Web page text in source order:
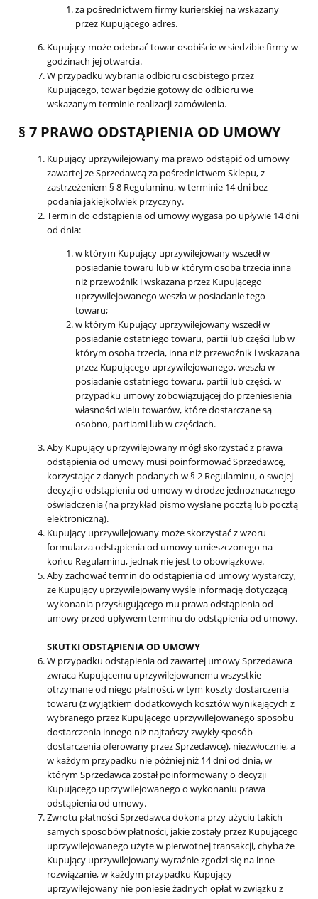
za pośrednictwem firmy kurierskiej na wskazany
przez Kupującego adres.
Kupujący może odebrać towar osobiście w siedzibie firmy w
godzinach jej otwarcia.
W przypadku wybrania odbioru osobistego przez
Kupującego, towar będzie gotowy do odbioru we
wskazanym terminie realizacji zamówienia.
§ 7 PRAWO ODSTĄPIENIA OD UMOWY
Kupujący uprzywilejowany ma prawo odstąpić od umowy
zawartej ze Sprzedawcą za pośrednictwem Sklepu, z
zastrzeżeniem § 8 Regulaminu, w terminie 14 dni bez
podania jakiejkolwiek przyczyny.
Termin do odstąpienia od umowy wygasa po upływie 14 dni
od dnia:
w którym Kupujący uprzywilejowany wszedł w
posiadanie towaru lub w którym osoba trzecia inna
niż przewoźnik i wskazana przez Kupującego
uprzywilejowanego weszła w posiadanie tego
towaru;
w którym Kupujący uprzywilejowany wszedł w
posiadanie ostatniego towaru, partii lub części lub w
którym osoba trzecia, inna niż przewoźnik i wskazana
przez Kupującego uprzywilejowanego, weszła w
posiadanie ostatniego towaru, partii lub części, w
przypadku umowy zobowiązującej do przeniesienia
własności wielu towarów, które dostarczane są
osobno, partiami lub w częściach.
Aby Kupujący uprzywilejowany mógł skorzystać z prawa
odstąpienia od umowy musi poinformować Sprzedawcę,
korzystając z danych podanych w § 2 Regulaminu, o swojej
decyzji o odstąpieniu od umowy w drodze jednoznacznego
oświadczenia (na przykład pismo wysłane pocztą lub pocztą
elektroniczną).
Kupujący uprzywilejowany może skorzystać z wzoru
formularza odstąpienia od umowy umieszczonego na
końcu Regulaminu, jednak nie jest to obowiązkowe.
Aby zachować termin do odstąpienia od umowy wystarczy,
że Kupujący uprzywilejowany wyśle informację dotyczącą
wykonania przysługującego mu prawa odstąpienia od
umowy przed upływem terminu do odstąpienia od umowy.
SKUTKI ODSTĄPIENIA OD UMOWY
W przypadku odstąpienia od zawartej umowy Sprzedawca
zwraca Kupującemu uprzywilejowanemu wszystkie
otrzymane od niego płatności, w tym koszty dostarczenia
towaru (z wyjątkiem dodatkowych kosztów wynikających z
wybranego przez Kupującego uprzywilejowanego sposobu
dostarczenia innego niż najtańszy zwykły sposób
dostarczenia oferowany przez Sprzedawcę), niezwłocznie, a
w każdym przypadku nie później niż 14 dni od dnia, w
którym Sprzedawca został poinformowany o decyzji
Kupującego uprzywilejowanego o wykonaniu prawa
odstąpienia od umowy.
Zwrotu płatności Sprzedawca dokona przy użyciu takich
samych sposobów płatności, jakie zostały przez Kupującego
uprzywilejowanego użyte w pierwotnej transakcji, chyba że
Kupujący uprzywilejowany wyraźnie zgodzi się na inne
rozwiązanie, w każdym przypadku Kupujący
uprzywilejowany nie poniesie żadnych opłat w związku z